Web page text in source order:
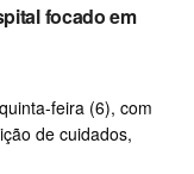
focado em
feira (6), com
de cuidados,